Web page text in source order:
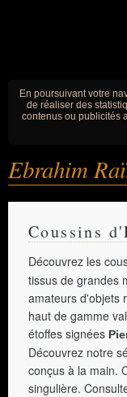
En poursuivant votre
de réaliser des
contenus ou publicités
Ebrahim
Coussins
Découvrez les
tissus de grandes
amateurs d'objets
haut de gamme
étoffes signées
Découvrez notre
conçus à la main.
singulière.